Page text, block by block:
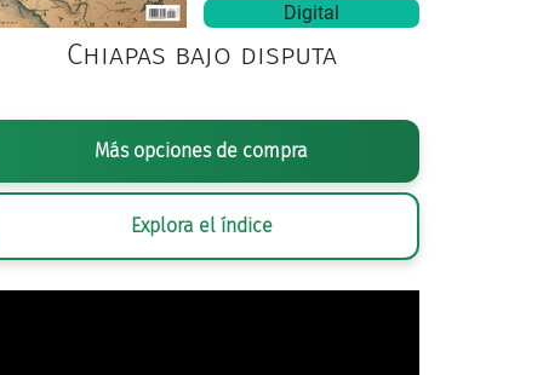
Digital
Chiapas bajo disputa
Más opciones de compra
Explora el índice